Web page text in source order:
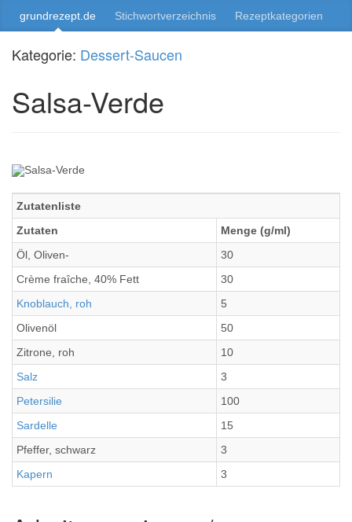
grundrezept.de Stichwortverzeichnis Rezeptkategorien
Kategorie: Dessert-Saucen
Salsa-Verde
Zutatenliste
Zutaten
Menge (g/ml)
Öl, Oliven-
30
Crème fraîche, 40% Fett
30
Knoblauch, roh
5
Olivenöl
50
Zitrone, roh
10
Salz
3
Petersilie
100
Sardelle
15
Pfeffer, schwarz
3
Kapern
3